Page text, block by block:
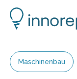
Maschinenbau